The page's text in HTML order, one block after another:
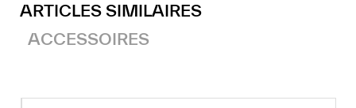
ARTICLES SIMILAIRES
ACCESSOIRES